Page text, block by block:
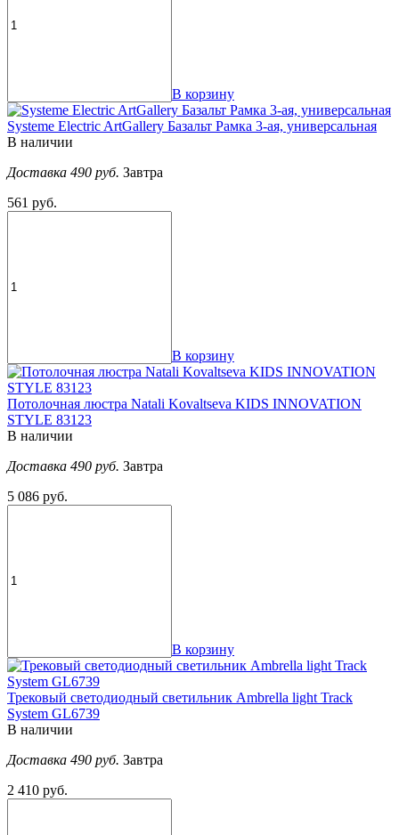
В корзину
Systeme Electric ArtGallery Базальт Рамка 3-ая, универсальная
В наличии
Доставка 490 руб. Завтра
561 руб.
В корзину
Потолочная люстра Natali Kovaltseva KIDS INNOVATION
STYLE 83123
В наличии
Доставка 490 руб. Завтра
5 086 руб.
В корзину
Трековый светодиодный светильник Ambrella light Track
System GL6739
В наличии
Доставка 490 руб. Завтра
2 410 руб.